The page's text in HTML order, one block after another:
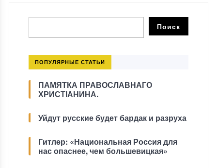
ПОПУЛЯРНЫЕ СТАТЬИ
ПАМЯТКА ПРАВОСЛАВНАГО
ХРИСТІАНИНА.
Уйдут русские будет бардак и разруха
Гитлер: «Национальная Россия для
нас опаснее, чем большевицкая»